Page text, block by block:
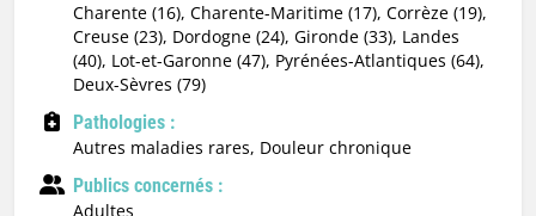
Charente (16), Charente-Maritime (17), Corrèze (19),
Creuse (23), Dordogne (24), Gironde (33), Landes
(40), Lot-et-Garonne (47), Pyrénées-Atlantiques (64),
Deux-Sèvres (79)
Pathologies :
Autres maladies rares, Douleur chronique
Publics concernés :
adultes